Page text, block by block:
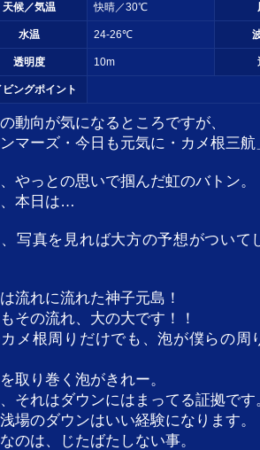
天候／気温 快晴／30℃
水温 24-26℃
透明度 10m
ビングポイント
動向が気になるところですが、
ンマーズ・今日も元気に・カメ根三
やっとの思いで掴んだ虹のバトン。
本日は…
写真を見れば大方の予想がついて
流れに流れた神子元島！
その流れ、大の大です！！
カメ根周りだけでも、泡が僕らの周
取り巻く泡がきれー。
それはダウンにはまってる証拠で
場のダウンはいい経験になります。
のは、じたばたしない事。